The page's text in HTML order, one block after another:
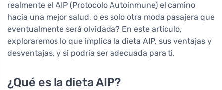
realmente el AIP (Protocolo Autoinmune) el camino
hacia una mejor salud, o es solo otra moda pasajera que
eventualmente será olvidada? En este artículo,
exploraremos lo que implica la dieta AIP, sus ventajas y
desventajas, y si podría ser adecuada para ti.
¿Qué es la dieta AIP?